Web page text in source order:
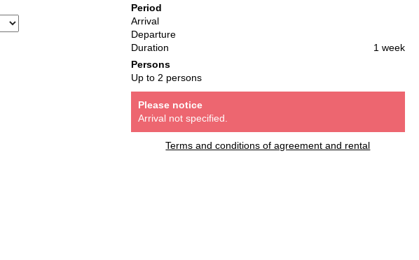
Period
Arrival
Departure
Duration
1 week
Persons
Up to 2 persons
Please notice
Arrival not specified.
Terms and conditions of agreement and rental